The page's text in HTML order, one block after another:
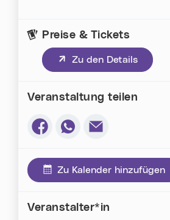
Preise & Tickets
Zu den Details
(neues Fenster)
Veranstaltung teilen
Zu Kalender hinzufügen
Veranstalter*in